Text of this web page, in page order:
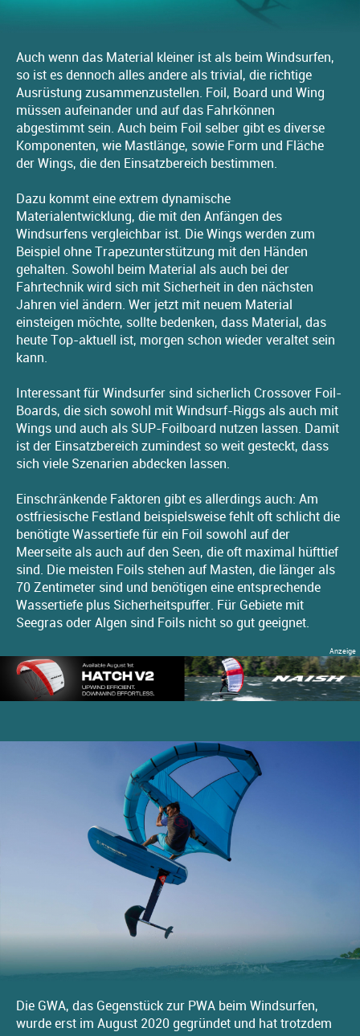
Auch wenn das Material kleiner ist als beim Windsurfen,
so ist es dennoch alles andere als trivial, die richtige
Ausrüstung zusammenzustellen. Foil, Board und Wing
müssen aufeinander und auf das Fahrkönnen
abgestimmt sein. Auch beim Foil selber gibt es diverse
Komponenten, wie Mastlänge, sowie Form und Fläche
der Wings, die den Einsatzbereich bestimmen.
Dazu kommt eine extrem dynamische
Materialentwicklung, die mit den Anfängen des
Windsurfens vergleichbar ist. Die Wings werden zum
Beispiel ohne Trapezunterstützung mit den Händen
gehalten. Sowohl beim Material als auch bei der
Fahrtechnik wird sich mit Sicherheit in den nächsten
Jahren viel ändern. Wer jetzt mit neuem Material
einsteigen möchte, sollte bedenken, dass Material, das
heute Top-aktuell ist, morgen schon wieder veraltet sein
kann.
Interessant für Windsurfer sind sicherlich Crossover Foil-
Boards, die sich sowohl mit Windsurf-Riggs als auch mit
Wings und auch als SUP-Foilboard nutzen lassen. Damit
ist der Einsatzbereich zumindest so weit gesteckt, dass
sich viele Szenarien abdecken lassen.
Einschränkende Faktoren gibt es allerdings auch: Am
ostfriesische Festland beispielsweise fehlt oft schlicht die
benötigte Wassertiefe für ein Foil sowohl auf der
Meerseite als auch auf den Seen, die oft maximal hüfttief
sind. Die meisten Foils stehen auf Masten, die länger als
70 Zentimeter sind und benötigen eine entsprechende
Wassertiefe plus Sicherheitspuffer. Für Gebiete mit
Seegras oder Algen sind Foils nicht so gut geeignet.
Die GWA, das Gegenstück zur PWA beim Windsurfen,
wurde erst im August 2020 gegründet und hat trotzdem